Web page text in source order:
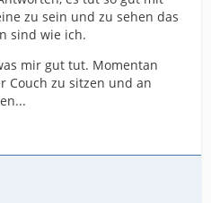
zu sein und zu sehen das
sind wie ich.
mir gut tut. Momentan
Couch zu sitzen und an